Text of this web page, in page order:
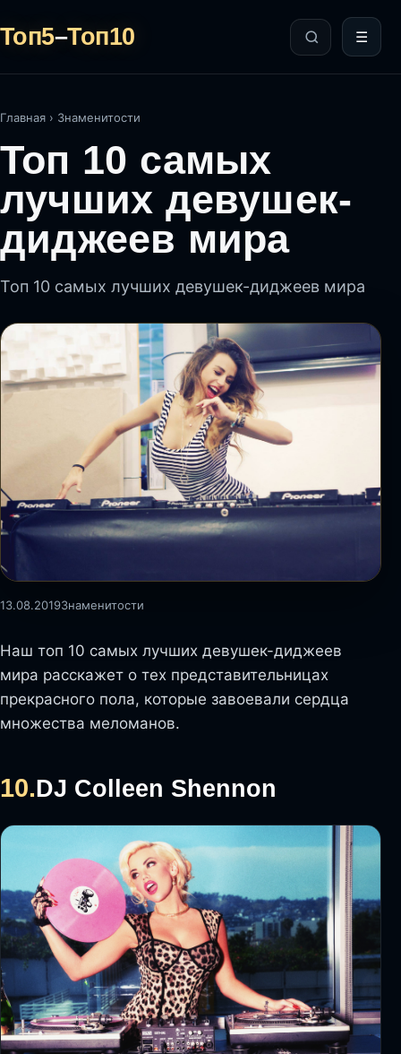
Топ5–Топ10 ☰
Главная › Знаменитости
Топ 10 самых
лучших девушек-
диджеев мира
Топ 10 самых лучших девушек-диджеев мира
13.08.2019Знаменитости
Наш топ 10 самых лучших девушек-диджеев
мира расскажет о тех представительницах
прекрасного пола, которые завоевали сердца
множества меломанов.
10.DJ Colleen Shennon